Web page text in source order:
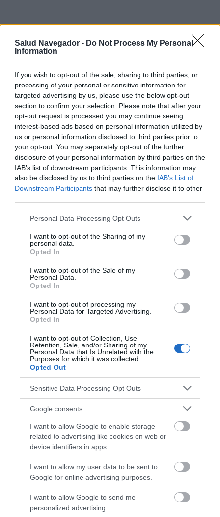
Salud Navegador - Do Not Process My Personal
Information
If you wish to opt-out of the sale, sharing to third parties, or
processing of your personal or sensitive information for
targeted advertising by us, please use the below opt-out
section to confirm your selection. Please note that after your
opt-out request is processed you may continue seeing
interest-based ads based on personal information utilized by
us or personal information disclosed to third parties prior to
your opt-out. You may separately opt-out of the further
disclosure of your personal information by third parties on the
IAB’s list of downstream participants. This information may
also be disclosed by us to third parties on the IAB’s List of
Downstream Participants that may further disclose it to other
Please note that this website/app uses one or more Google
not limited to your visit or usage behaviour. You may click to
grant or deny consent to Google and its third-party tags to
use your data for below specified purposes in below Google
consent section.
Personal Data Processing Opt Outs
I want to opt-out of the Sharing of my
personal data.
Opted In
I want to opt-out of the Sale of my
Personal Data.
Opted In
I want to opt-out of processing my
Personal Data for Targeted Advertising.
Opted In
I want to opt-out of Collection, Use,
Retention, Sale, and/or Sharing of my
Personal Data that Is Unrelated with the
Purposes for which it was collected.
Opted Out
Sensitive Data Processing Opt Outs
Google consents
I want to allow Google to enable storage
related to advertising like cookies on web or
device identifiers in apps.
I want to allow my user data to be sent to
Google for online advertising purposes.
I want to allow Google to send me
personalized advertising.
¿Interesante? ¡Compártelo en Facebook!
¿Quiere estar al día? Síganos en GoogleNews
RELACIONADO
Temas Dolor de cabeza en un niño Dolores de cabeza
Dolores de cabeza en niños
deutsch polskim
https://www.medicalnewstoday.com/articles/headache-in-
El contenido y los materiales de este sitio son de carácter
educativo e informativo. El editor y los redactores del sitio no son
responsables de los efectos de su aplicación. Antes de aplicar
los consejos y sugerencias incluidos en este sitio web consúltalo
con un médico.
Publicidad: